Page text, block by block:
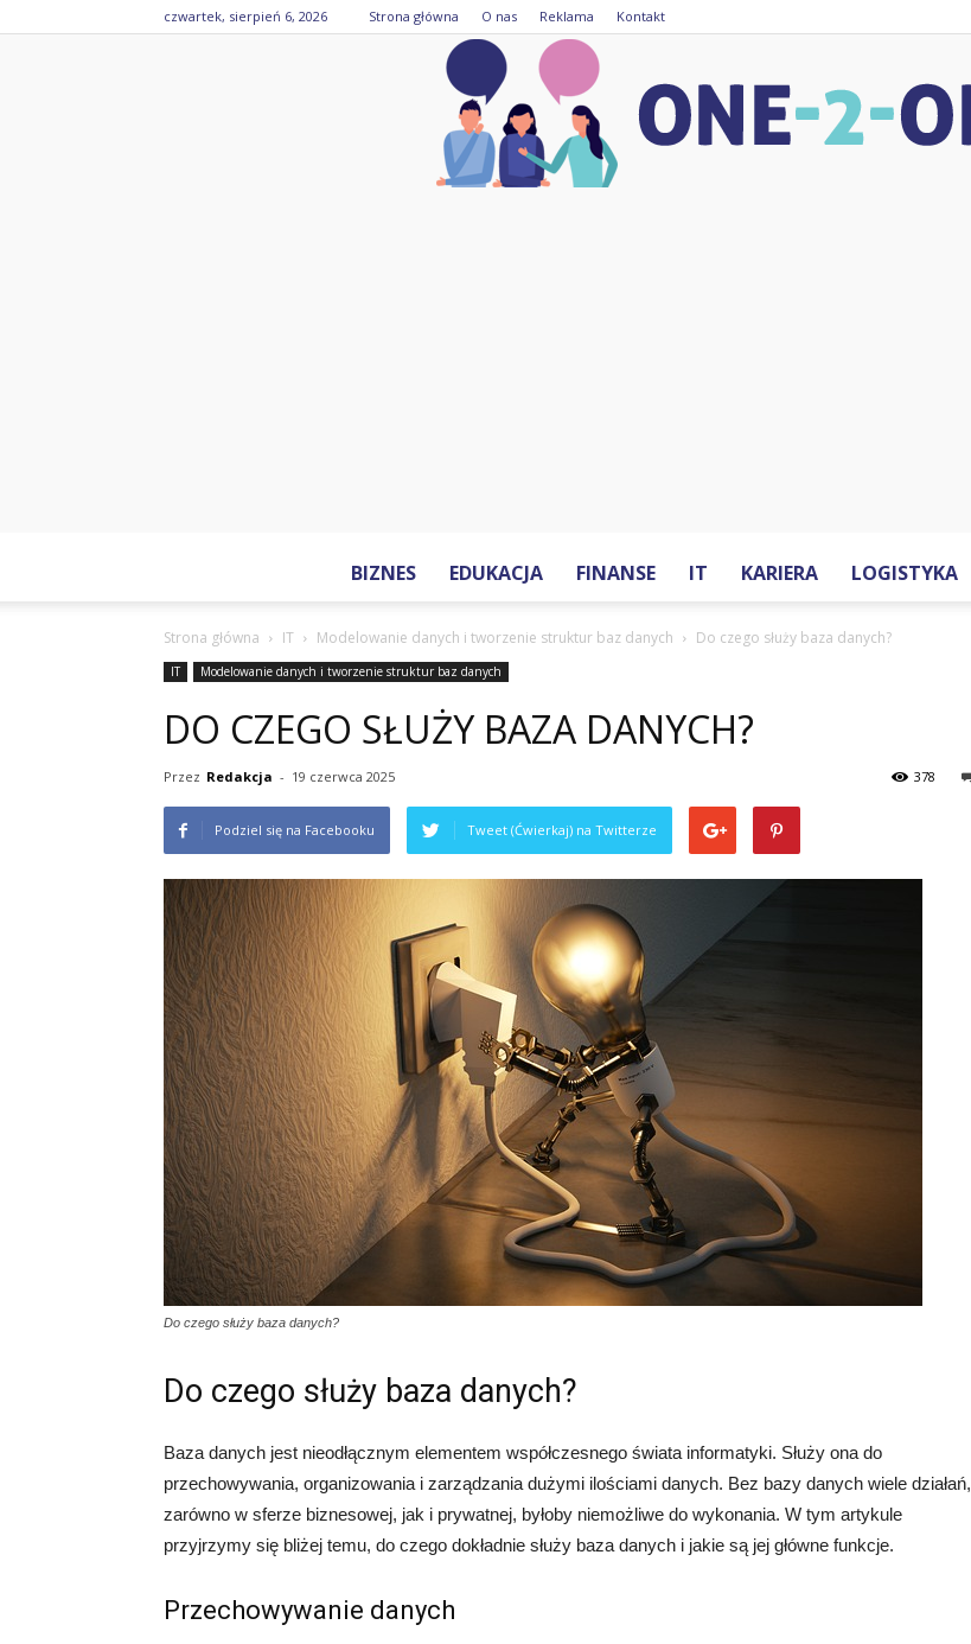
czwartek, sierpień 6, 2026 Strona główna O nas Reklama Kontakt
one.pl
BIZNES EDUKACJA FINANSE IT KARIERA LOGISTYKA
Strona główna IT Modelowanie danych i tworzenie struktur baz danych Do czego służy baza danych?
IT Modelowanie danych i tworzenie struktur baz danych
DO CZEGO SŁUŻY BAZA DANYCH?
Przez Redakcja - 19 czerwca 2025 378
Podziel się na Facebooku Tweet (Ćwierkaj) na Twitterze
Do czego służy baza danych?
Do czego służy baza danych?
Baza danych jest nieodłącznym elementem współczesnego świata informatyki. Służy ona do
przechowywania, organizowania i zarządzania dużymi ilościami danych. Bez bazy danych wiele działań,
zarówno w sferze biznesowej, jak i prywatnej, byłoby niemożliwe do wykonania. W tym artykule
przyjrzymy się bliżej temu, do czego dokładnie służy baza danych i jakie są jej główne funkcje.
Przechowywanie danych